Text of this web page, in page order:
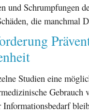
und Schrumpfungen
die manchmal
Studien eine
Gebrauch
Informationsbedarf